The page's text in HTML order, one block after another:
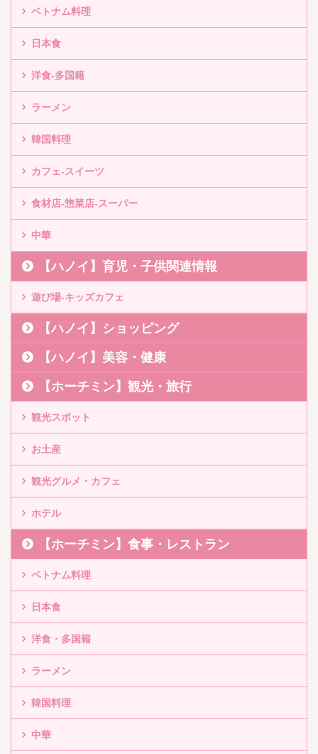
ベトナム料理
日本食
洋食-多国籍
ラーメン
韓国料理
カフェ-スイーツ
食材店-惣菜店-スーパー
中華
【ハノイ】育児・子供関連情報
遊び場-キッズカフェ
【ハノイ】ショッピング
【ハノイ】美容・健康
【ホーチミン】観光・旅行
観光スポット
お土産
観光グルメ・カフェ
ホテル
【ホーチミン】食事・レストラン
ベトナム料理
日本食
洋食・多国籍
ラーメン
韓国料理
中華